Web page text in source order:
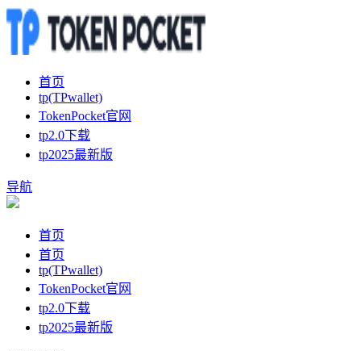
首页
tp(TPwallet)
TokenPocket官网
tp2.0下载
tp2025最新版
导航
首页
首页
tp(TPwallet)
TokenPocket官网
tp2.0下载
tp2025最新版